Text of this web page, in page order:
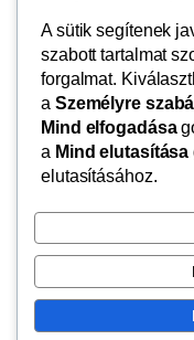
Pápai
Pápai Lovas
Blog
About
FAQs
Authors
Events
Shop
Patterns
Themes
A sütik segítenek
szabott tartalmat
forgalmat.
a Személyre
Mind elfogadása
a Mind elutasítása
elutasításához.